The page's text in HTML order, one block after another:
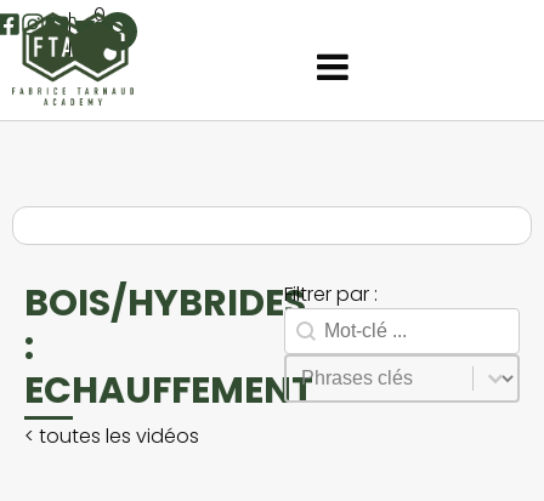
0
BOIS/HYBRIDES
:
ECHAUFFEMENT
< toutes les vidéos
Filtrer par :
Search facet-2
Rechercher
Phrases
Sélectionnez le contenu